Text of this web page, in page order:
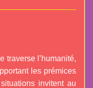
les prémices
invitent au